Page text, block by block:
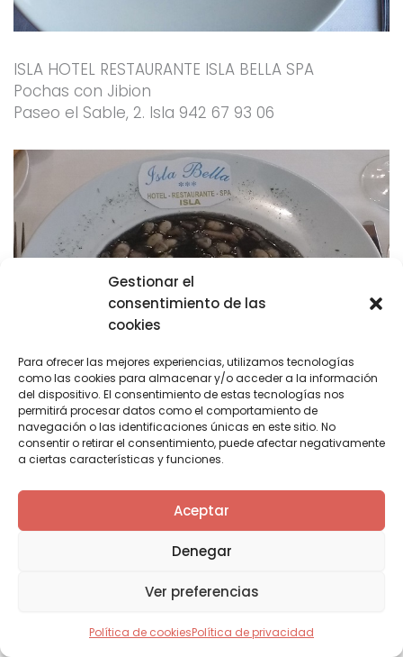
Gestionar el
consentimiento de las
cookies
Para ofrecer las mejores experiencias, utilizamos tecnologías
como las cookies para almacenar y/o acceder a la información
del dispositivo. El consentimiento de estas tecnologías nos
permitirá procesar datos como el comportamiento de
navegación o las identificaciones únicas en este sitio. No
consentir o retirar el consentimiento, puede afectar negativamente
a ciertas características y funciones.
Aceptar
Denegar
Ver preferencias
Política de cookiesPolítica de privacidad
ISLA HOTEL RESTAURANTE ISLA BELLA SPA
Pochas con Jibion
Paseo el Sable, 2. Isla 942 67 93 06
ISLA HOTEL RESTAURANTE OLIMPO
Pochas tempranas de Isla con marisco
Finca Los Cuarezos s/n. Isla 942 67 93 32